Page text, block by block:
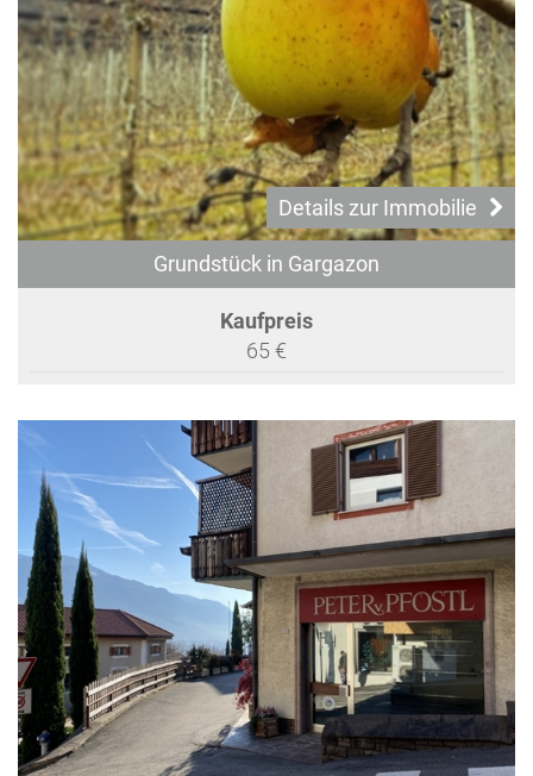
Details zur Immobilie
Grundstück in Gargazon
Kaufpreis
65 €